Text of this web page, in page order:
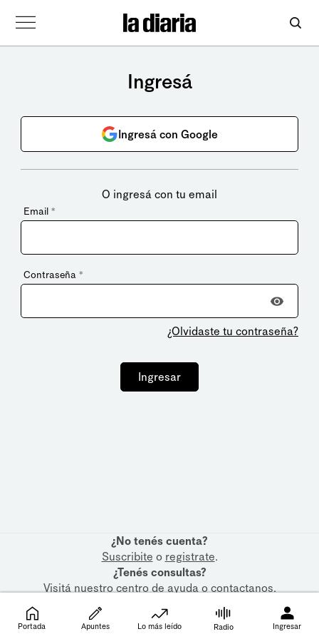
Ingresá
Ingresá con Google
O ingresá con tu email
Email *
Contraseña *
¿Olvidaste tu contraseña?
Ingresar
¿No tenés cuenta?
Suscribite o registrate.
¿Tenés consultas?
Visitá nuestrocentro de ayudaocontactanos.
Portada Apuntes Lo más leído Radio Ingresar